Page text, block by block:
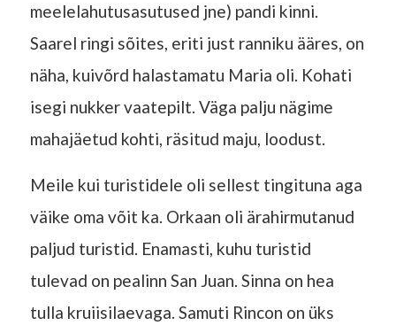
meelelahutusasutused jne) pandi kinni.
Saarel ringi sõites, eriti just ranniku ääres, on
näha, kuivõrd halastamatu Maria oli. Kohati
isegi nukker vaatepilt. Väga palju nägime
mahajäetud kohti, räsitud maju, loodust.
Meile kui turistidele oli sellest tingituna aga
väike oma võit ka. Orkaan oli ärahirmutanud
paljud turistid. Enamasti, kuhu turistid
tulevad on pealinn San Juan. Sinna on hea
tulla kruiisilaevaga. Samuti Rincon on üks